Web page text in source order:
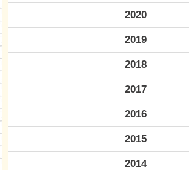
2020
2019
2018
2017
2016
2015
2014